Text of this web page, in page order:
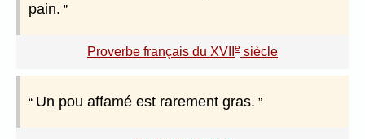
pain.
Proverbe français du XVII e siècle
Un pou affamé est rarement gras.